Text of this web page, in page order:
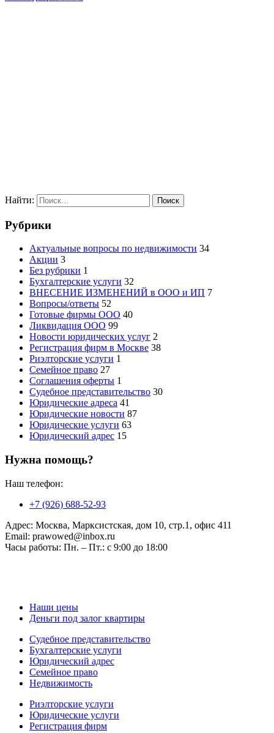
Найти:
Рубрики
Актуальные вопросы по недвижимости 34
Акции 3
Без рубрики 1
Бухгалтерские услуги 32
ВНЕСЕНИЕ ИЗМЕНЕНИЙ в ООО и ИП 7
Вопросы/ответы 52
Готовые фирмы ООО 40
Ликвидация ООО 99
Новости юридических услуг 2
Регистрация фирм в Москве 38
Риэлторские услуги 1
Семейное право 27
Соглашения оферты 1
Судебное представительство 30
Юридические адреса 41
Юридические новости 87
Юридические услуги 63
Юридический адрес 15
Нужна помощь?
Наш телефон:
+7 (926) 688-52-93
Адрес: Москва, Марксистская, дом 10, стр.1, офис 411
Email: prawowed@inbox.ru
Часы работы: Пн. – Пт.: с 9:00 до 18:00
Наши цены
Деньги под залог квартиры
Судебное представительство
Бухгалтерские услуги
Юридический адрес
Семейное право
Недвижимость
Риэлторские услуги
Юридические услуги
Регистрация фирм